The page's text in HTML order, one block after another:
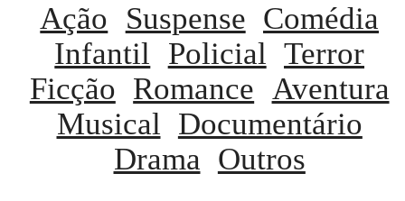
Ação Suspense Comédia
Infantil
Policial Terror
Ficção Romance Aventura
Musical
Documentário
Drama Outros